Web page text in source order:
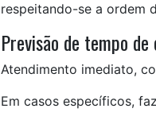
respeitando-se a ordem
Previsão de tempo
Atendimento imediato,
Em casos específicos,